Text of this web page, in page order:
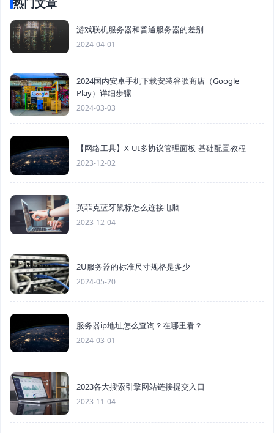
热门文章
游戏联机服务器和普通服务器的差别
2024-04-01
2024国内安卓手机下载安装谷歌商店（Google
Play）详细步骤
2024-03-03
【网络工具】X-UI多协议管理面板-基础配置教程
2023-12-02
英菲克蓝牙鼠标怎么连接电脑
2023-12-04
2U服务器的标准尺寸规格是多少
2024-05-20
服务器ip地址怎么查询？在哪里看？
2024-03-01
2023各大搜索引擎网站链接提交入口
2023-11-04